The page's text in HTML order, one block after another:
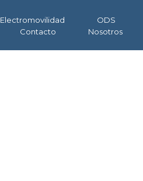
Electromovilidad
ODS
Contacto
Nosotros